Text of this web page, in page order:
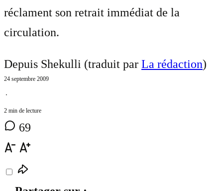
réclament son retrait immédiat de la
circulation.
Depuis Shekulli (traduit par La rédaction)
24 septembre 2009
⋅
2 min de lecture
69